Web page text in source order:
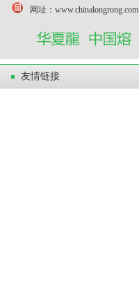
网址：www.chinalongrong.com
友情链接